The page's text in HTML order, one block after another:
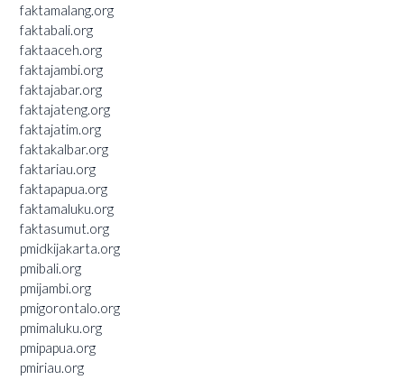
faktamalang.org
faktabali.org
faktaaceh.org
faktajambi.org
faktajabar.org
faktajateng.org
faktajatim.org
faktakalbar.org
faktariau.org
faktapapua.org
faktamaluku.org
faktasumut.org
pmidkijakarta.org
pmibali.org
pmijambi.org
pmigorontalo.org
pmimaluku.org
pmipapua.org
pmiriau.org